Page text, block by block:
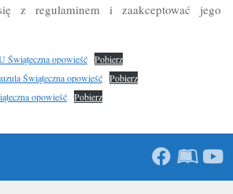
z regulaminem i zaakceptować jego
opowieść Pobierz
Świąteczna opowieść Pobierz
opowieść Pobierz